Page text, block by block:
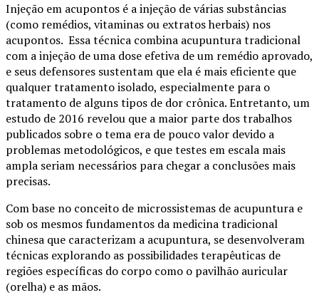
Injeção em acupontos é a injeção de várias substâncias
(como remédios, vitaminas ou extratos herbais) nos
acupontos. Essa técnica combina acupuntura tradicional
com a injeção de uma dose efetiva de um remédio aprovado,
e seus defensores sustentam que ela é mais eficiente que
qualquer tratamento isolado, especialmente para o
tratamento de alguns tipos de dor crônica. Entretanto, um
estudo de 2016 revelou que a maior parte dos trabalhos
publicados sobre o tema era de pouco valor devido a
problemas metodológicos, e que testes em escala mais
ampla seriam necessários para chegar a conclusões mais
precisas.
Com base no conceito de microssistemas de acupuntura e
sob os mesmos fundamentos da medicina tradicional
chinesa que caracterizam a acupuntura, se desenvolveram
técnicas explorando as possibilidades terapêuticas de
regiões específicas do corpo como o pavilhão auricular
(orelha) e as mãos.